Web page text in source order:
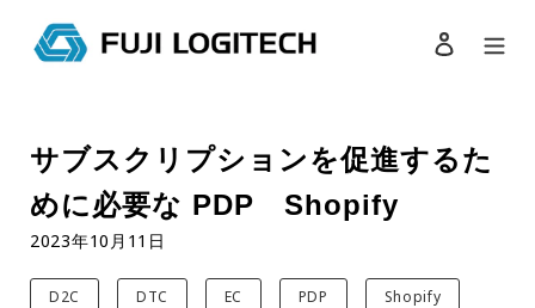
検索
ログイン
サブスクリプションを促進するた
めに必要な PDP Shopify
2023年10月11日
D2C DTC EC PDP Shopify